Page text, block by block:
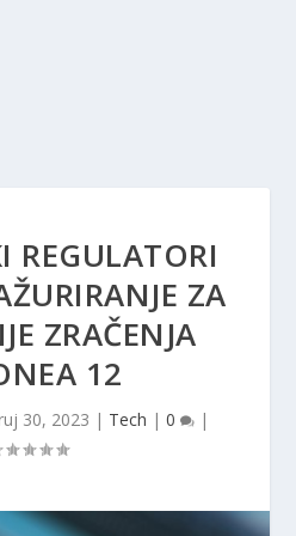
REGULATORI
ZA
ZRAČENJA
12
ruj 30, 2023 | Tech | 0 |